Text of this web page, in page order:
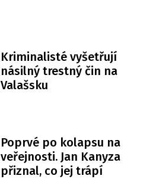
Kriminalisté vyšetřují
násilný trestný čin na
Valašsku
Poprvé po kolapsu na
veřejnosti. Jan Kanyza
přiznal, co jej trápí